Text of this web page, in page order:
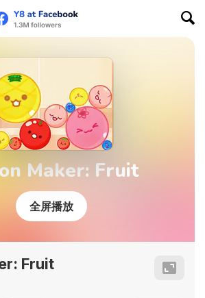
Maker: Fruit
全屏播放
Fruit